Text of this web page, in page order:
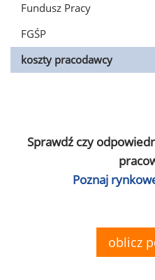
Fundusz Pracy
FGŚP
koszty pracodawcy
Sprawdź czy
Poznaj
oblicz